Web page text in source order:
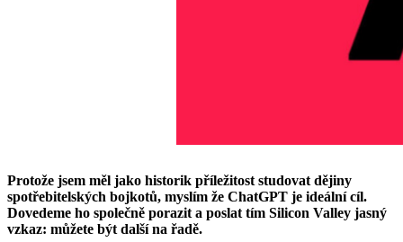
Protože jsem měl jako historik příležitost studovat dějiny
spotřebitelských bojkotů, myslím že ChatGPT je ideální cíl.
Dovedeme ho společně porazit a poslat tím Silicon Valley jasný
vzkaz: můžete být další na řadě.